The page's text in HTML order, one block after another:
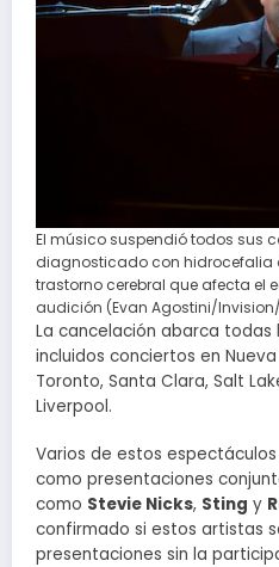
El músico suspendió todos sus
diagnosticado con hidrocefalia
trastorno cerebral que afecta el
audición (Evan Agostini/Invision/
La cancelación abarca
incluidos conciertos en
Toronto, Santa Clara, Salt
Liverpool.
Varios de estos
como presentaciones
como Stevie Nicks, Sting y
confirmado si estos artistas
presentaciones sin la